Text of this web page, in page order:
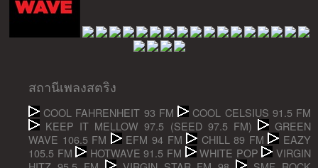
สถานีเพลงสตริง
COOL FAHRENHEIT 93 FM
COOL CELSIUS 91.5 FM
KEEP IT MELLOW 97.5 (SEED 97.5 FM)
GREEN
WAVE 106.5 FM
EFM 94 FM CHILL 89 FM
EAZY
105.5 FM
HOTWAVE 91.5 FM WHITE POP
VIRGIN